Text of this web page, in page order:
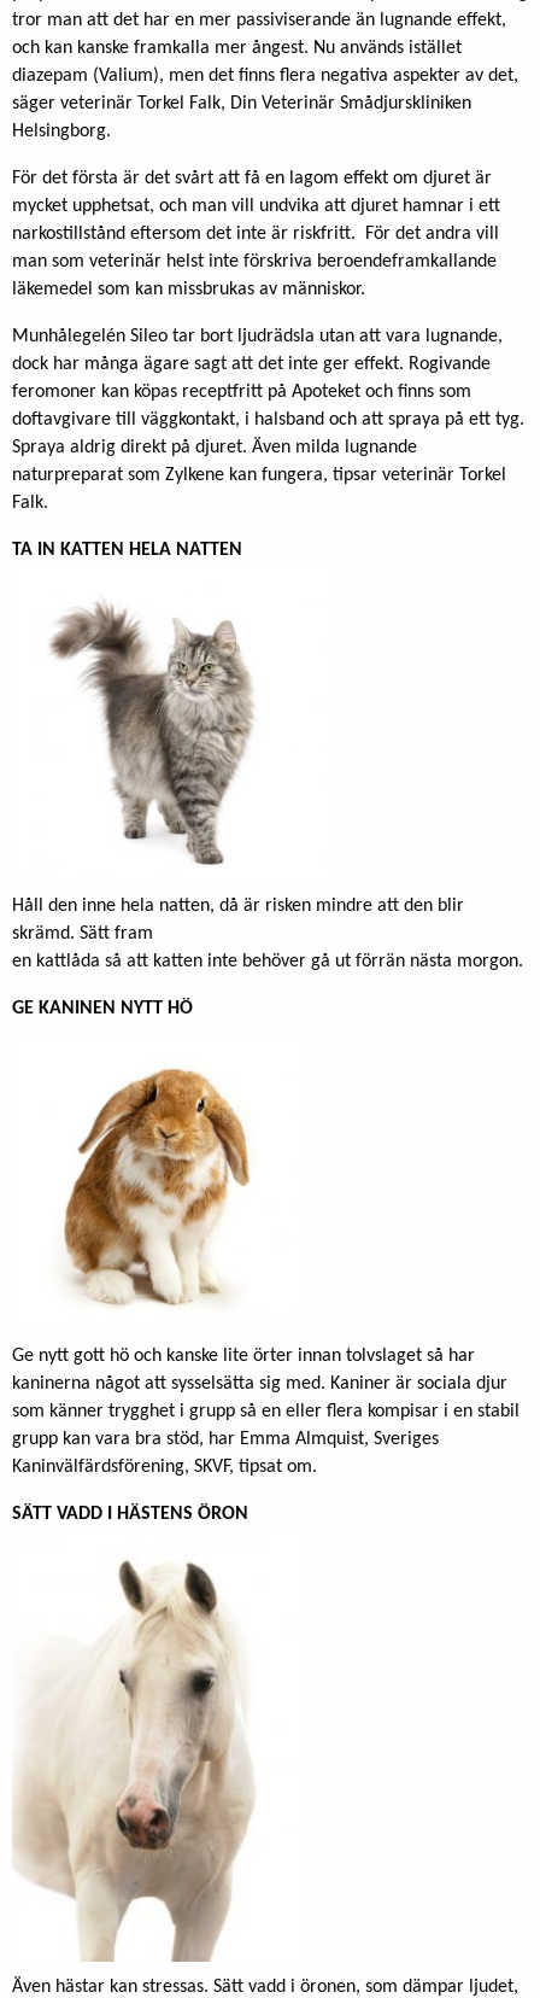
tror man att det har en mer passiviserande än lugnande effekt,
och kan kanske framkalla mer ångest. Nu används istället
diazepam (Valium), men det finns flera negativa aspekter av det,
säger veterinär Torkel Falk, Din Veterinär Smådjurskliniken
Helsingborg.
För det första är det svårt att få en lagom effekt om djuret är
mycket upphetsat, och man vill undvika att djuret hamnar i ett
narkostillstånd eftersom det inte är riskfritt. För det andra vill
man som veterinär helst inte förskriva beroendeframkallande
läkemedel som kan missbrukas av människor.
Munhålegelén Sileo tar bort ljudrädsla utan att vara lugnande,
dock har många ägare sagt att det inte ger effekt. Rogivande
feromoner kan köpas receptfritt på Apoteket och finns som
doftavgivare till väggkontakt, i halsband och att spraya på ett tyg.
Spraya aldrig direkt på djuret. Även milda lugnande
naturpreparat som Zylkene kan fungera, tipsar veterinär Torkel
Falk.
TA IN KATTEN HELA NATTEN
Håll den inne hela natten, då är risken mindre att den blir
skrämd. Sätt fram
en kattlåda så att katten inte behöver gå ut förrän nästa morgon.
GE KANINEN NYTT HÖ
Ge nytt gott hö och kanske lite örter innan tolvslaget så har
kaninerna något att sysselsätta sig med. Kaniner är sociala djur
som känner trygghet i grupp så en eller flera kompisar i en stabil
grupp kan vara bra stöd, har Emma Almquist, Sveriges
Kaninvälfärdsförening, SKVF, tipsat om.
SÄTT VADD I HÄSTENS ÖRON
Även hästar kan stressas. Sätt vadd i öronen, som dämpar ljudet,